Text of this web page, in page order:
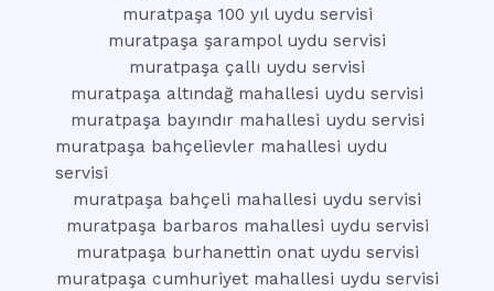
muratpaşa 100 yıl uydu servisi
muratpaşa şarampol uydu servisi
muratpaşa çallı uydu servisi
muratpaşa altındağ mahallesi uydu servisi
muratpaşa bayındır mahallesi uydu servisi
muratpaşa bahçelievler mahallesi uydu
servisi
muratpaşa bahçeli mahallesi uydu servisi
muratpaşa barbaros mahallesi uydu servisi
muratpaşa burhanettin onat uydu servisi
muratpaşa cumhuriyet mahallesi uydu servisi